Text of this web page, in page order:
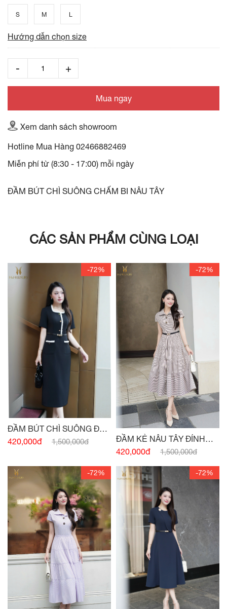
S M L
Hướng dẫn chọn size
Mua ngay
Xem danh sách showroom
Hotline Mua Hàng 02466882469
Miễn phí từ (8:30 - 17:00) mỗi ngày
ĐẦM BÚT CHÌ SUÔNG CHẤM BI NÂU TÂY
CÁC SẢN PHẨM CÙNG LOẠI
-72%
ĐẦM BÚT CHÌ SUÔNG ĐEN
HAI TÚI
420,000đ 1,500,000đ
-72%
ĐẦM KẺ NÂU TÂY ĐÍNH
CÚC
420,000đ 1,500,000đ
-72% -72%